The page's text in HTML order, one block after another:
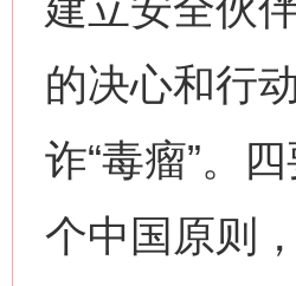
的决心和行
诈“毒瘤”。
个中国原则